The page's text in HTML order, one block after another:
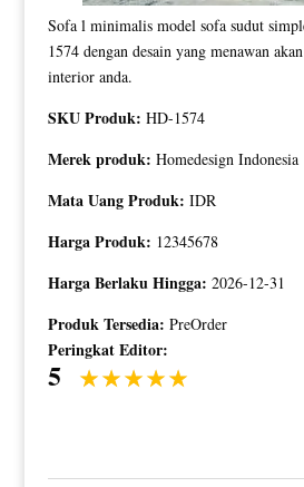
Sofa l minimalis model sofa sudut
1574 dengan desain yang menawan
interior anda.
SKU Produk: HD-1574
Merek produk: Homedesign Indonesia
Mata Uang Produk: IDR
Harga Produk: 12345678
Harga Berlaku Hingga: 2026-12-31
Produk Tersedia: PreOrder
Peringkat Editor:
5